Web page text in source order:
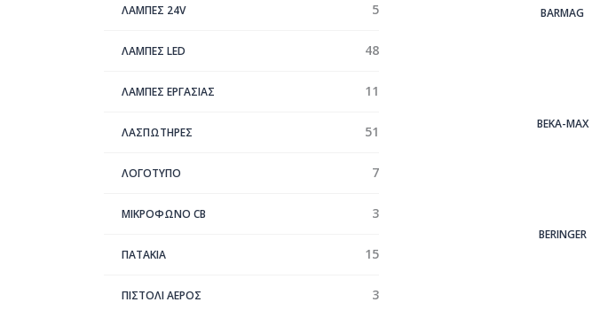
ΛΑΜΠΕΣ 24V 5
ΛΑΜΠΕΣ LED 48
ΛΑΜΠΕΣ ΕΡΓΑΣΙΑΣ 11
ΛΑΣΠΩΤΗΡΕΣ 51
ΛΟΓΟΤΥΠΟ 7
ΜΙΚΡΟΦΩΝΟ CB 3
ΠΑΤΑΚΙΑ 15
ΠΙΣΤΟΛΙ ΑΕΡΟΣ 3
BARMAG
BEKA-MAX
BERINGER